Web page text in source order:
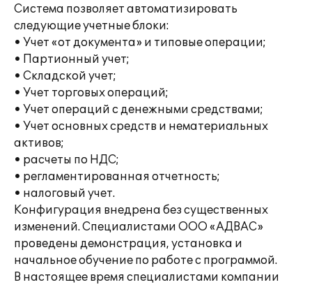
Система позволяет автоматизировать
следующие учетные блоки:
• Учет «от документа» и типовые операции;
• Партионный учет;
• Складской учет;
• Учет торговых операций;
• Учет операций с денежными средствами;
• Учет основных средств и нематериальных
активов;
• расчеты по НДС;
• регламентированная отчетность;
• налоговый учет.
Конфигурация внедрена без существенных
изменений. Специалистами ООО «АДВАС»
проведены демонстрация, установка и
начальное обучение по работе с программой.
В настоящее время специалистами компании